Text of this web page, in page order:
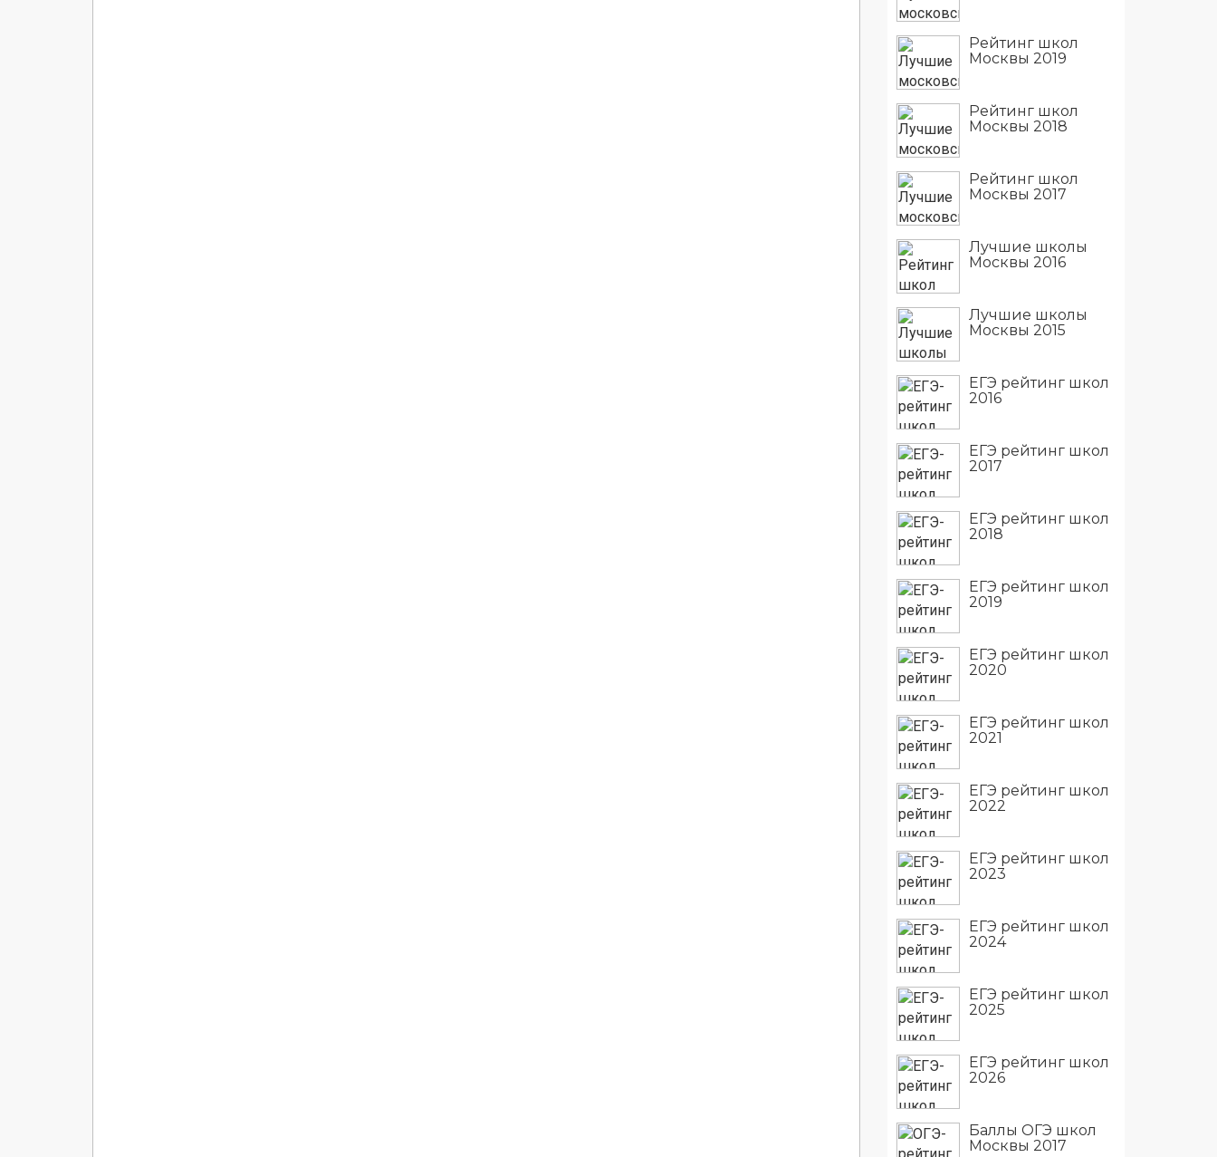
Рейтинг школ
Москвы 2019
Рейтинг школ
Москвы 2018
Рейтинг школ
Москвы 2017
Лучшие школы
Москвы 2016
Лучшие школы
Москвы 2015
ЕГЭ рейтинг школ
2016
ЕГЭ рейтинг школ
2017
ЕГЭ рейтинг школ
2018
ЕГЭ рейтинг школ
2019
ЕГЭ рейтинг школ
2020
ЕГЭ рейтинг школ
2021
ЕГЭ рейтинг школ
2022
ЕГЭ рейтинг школ
2023
ЕГЭ рейтинг школ
2024
ЕГЭ рейтинг школ
2025
ЕГЭ рейтинг школ
2026
Баллы ОГЭ школ
Москвы 2017